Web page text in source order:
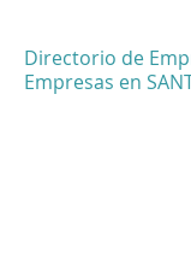
Directorio de
Empresas en